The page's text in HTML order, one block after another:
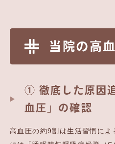
当院の高
① 徹底した原因
血圧」の確認
高血圧の約9割は生活習慣によ